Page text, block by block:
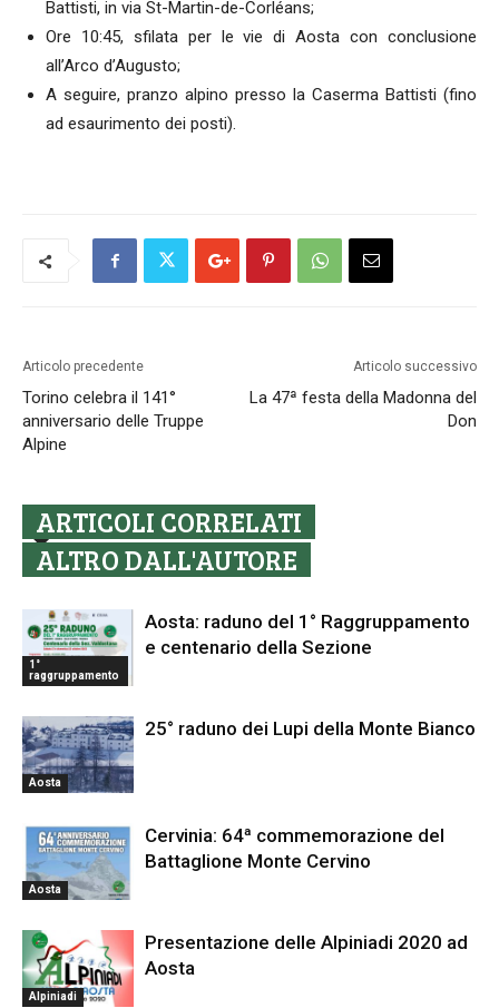
Battisti, in via St-Martin-de-Corléans;
Ore 10:45, sfilata per le vie di Aosta con conclusione
all’Arco d’Augusto;
A seguire, pranzo alpino presso la Caserma Battisti (fino
ad esaurimento dei posti).
Articolo precedente
Torino celebra il 141°
anniversario delle Truppe
Alpine
Articolo successivo
La 47ª festa della Madonna del
Don
ARTICOLI CORRELATI
ALTRO DALL'AUTORE
1°
raggruppamento
Aosta: raduno del 1° Raggruppamento
e centenario della Sezione
Aosta
25° raduno dei Lupi della Monte Bianco
Aosta
Cervinia: 64ª commemorazione del
Battaglione Monte Cervino
Alpiniadi
Presentazione delle Alpiniadi 2020 ad
Aosta